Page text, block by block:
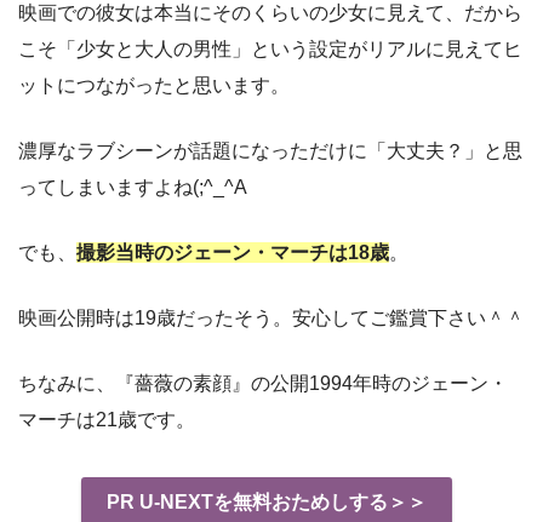
映画での彼女は本当にそのくらいの少女に見えて、だから
こそ「少女と大人の男性」という設定がリアルに見えてヒ
ットにつながったと思います。
濃厚なラブシーンが話題になっただけに「大丈夫？」と思
ってしまいますよね(;^_^A
でも、 撮影当時のジェーン・マーチは18歳。
映画公開時は19歳だったそう。安心してご鑑賞下さい＾＾
ちなみに、『薔薇の素顔』の公開1994年時のジェーン・
マーチは21歳です。
PR U-NEXTを無料おためしする＞＞